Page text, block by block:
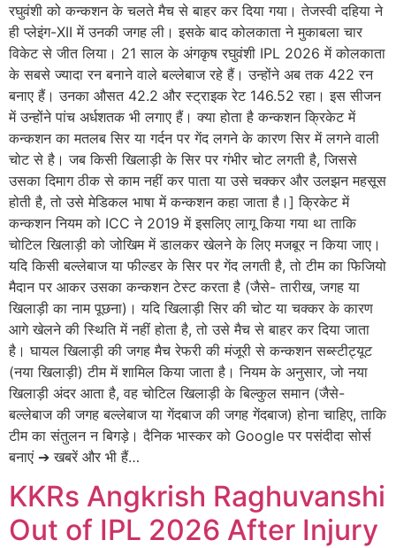
रघुवंशी को कन्कशन के चलते मैच से बाहर कर दिया गया। तेजस्वी दहिया ने
ही प्लेइंग-XII में उनकी जगह ली। इसके बाद कोलकाता ने मुकाबला चार
विकेट से जीत लिया। 21 साल के अंगकृष रघुवंशी IPL 2026 में कोलकाता
के सबसे ज्यादा रन बनाने वाले बल्लेबाज रहे हैं। उन्होंने अब तक 422 रन
बनाए हैं। उनका औसत 42.2 और स्ट्राइक रेट 146.52 रहा। इस सीजन
में उन्होंने पांच अर्धशतक भी लगाए हैं। क्या होता है कन्कशन क्रिकेट में
कन्कशन का मतलब सिर या गर्दन पर गेंद लगने के कारण सिर में लगने वाली
चोट से है। जब किसी खिलाड़ी के सिर पर गंभीर चोट लगती है, जिससे
उसका दिमाग ठीक से काम नहीं कर पाता या उसे चक्कर और उलझन महसूस
होती है, तो उसे मेडिकल भाषा में कन्कशन कहा जाता है।] क्रिकेट में
कन्कशन नियम को ICC ने 2019 में इसलिए लागू किया गया था ताकि
चोटिल खिलाड़ी को जोखिम में डालकर खेलने के लिए मजबूर न किया जाए।
यदि किसी बल्लेबाज या फील्डर के सिर पर गेंद लगती है, तो टीम का फिजियो
मैदान पर आकर उसका कन्कशन टेस्ट करता है (जैसे- तारीख, जगह या
खिलाड़ी का नाम पूछना)। यदि खिलाड़ी सिर की चोट या चक्कर के कारण
आगे खेलने की स्थिति में नहीं होता है, तो उसे मैच से बाहर कर दिया जाता
है। घायल खिलाड़ी की जगह मैच रेफरी की मंजूरी से कन्कशन सब्स्टीट्यूट
(नया खिलाड़ी) टीम में शामिल किया जाता है। नियम के अनुसार, जो नया
खिलाड़ी अंदर आता है, वह चोटिल खिलाड़ी के बिल्कुल समान (जैसे-
बल्लेबाज की जगह बल्लेबाज या गेंदबाज की जगह गेंदबाज) होना चाहिए, ताकि
टीम का संतुलन न बिगड़े। दैनिक भास्कर को Google पर पसंदीदा सोर्स
बनाएं ➔ खबरें और भी हैं…
KKRs Angkrish Raghuvanshi
Out of IPL 2026 After Injury